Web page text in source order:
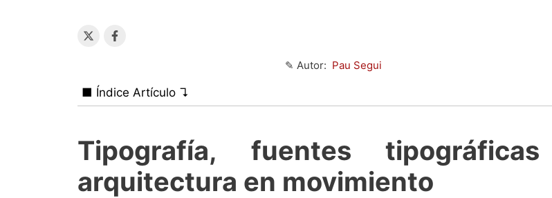
✎ Autor: Pau Segui
■ Índice Artículo ↴
Tipografía, fuentes
arquitectura en movimiento